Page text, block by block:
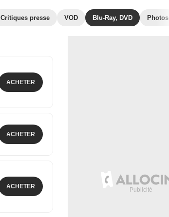
Critiques presse VOD Blu-Ray, DVD Photos
ACHETER
ACHETER
ACHETER